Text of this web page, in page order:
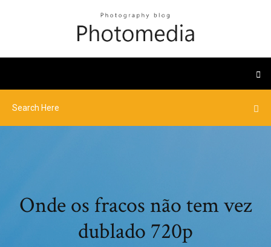
Onde os fracos não tem vez
dublado 720p